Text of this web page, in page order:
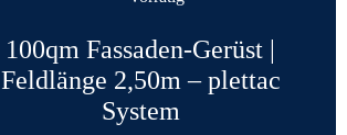
100qm Fassaden-Gerüst |
Feldlänge 2,50m – plettac
System